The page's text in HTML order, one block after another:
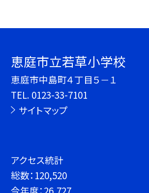
恵庭市立若草小学校
恵庭市中島町４丁目５－１
TEL. 0123-33-7101
サイトマップ
アクセス統計
総数： 120,520
今年度：26,727